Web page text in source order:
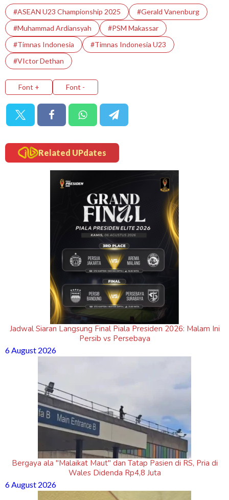
#ASEAN U23 Championship 2025
#Gerald Vanenburg
#Muhammad Ardiansyah
#PSM Makassar
#Timnas Indonesia
#Timnas Indonesia U23
#VIctor Dethan
Font + Font -
Related UPdates
Jadwal Siaran Langsung Final Piala Presiden 2026: Malam Ini
Persib vs Persebaya
6 August 2026
Bergaya ala "Malaikat Maut" dan Tatap Pasien di RS, Pria di
Wales Didenda Rp4,8 Juta
6 August 2026